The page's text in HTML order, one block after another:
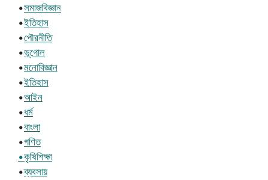
•সমাজবিজ্ঞান
•ইতিহাস
•পৌরনীতি
•ভূগোল
•মনোবিজ্ঞান
•ইতিহাস
•আইন
•ধর্ম
•বাংলা
•গণিত
•কৃষিশিক্ষা
•ব্যবসায়